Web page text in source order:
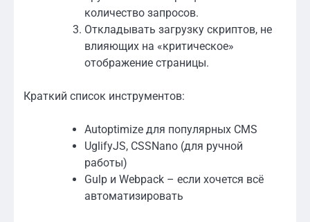
количество запросов.
Откладывать загрузку скриптов, не
влияющих на «критическое»
отображение страницы.
Краткий список инструментов:
Autoptimize для популярных CMS
UglifyJS, CSSNano (для ручной
работы)
Gulp и Webpack – если хочется всё
автоматизировать